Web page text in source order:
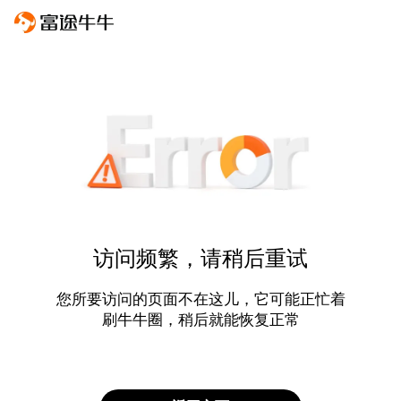
访问频繁，请稍后重试
您所要访问的页面不在这儿，它可能正忙着
刷牛牛圈，稍后就能恢复正常